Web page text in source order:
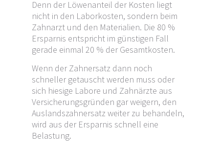
Denn der Löwenanteil der Kosten liegt
nicht in den Laborkosten, sondern beim
Zahnarzt und den Materialien. Die 80 %
Ersparnis entspricht im günstigen Fall
gerade einmal 20 % der Gesamtkosten.
Wenn der Zahnersatz dann noch
schneller getauscht werden muss oder
sich hiesige Labore und Zahnärzte aus
Versicherungsgründen gar weigern, den
Auslandszahnersatz weiter zu behandeln,
wird aus der Ersparnis schnell eine
Belastung.